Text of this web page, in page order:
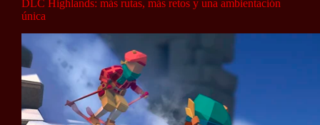
DLC Highlands: más rutas, más retos y una ambientación
única